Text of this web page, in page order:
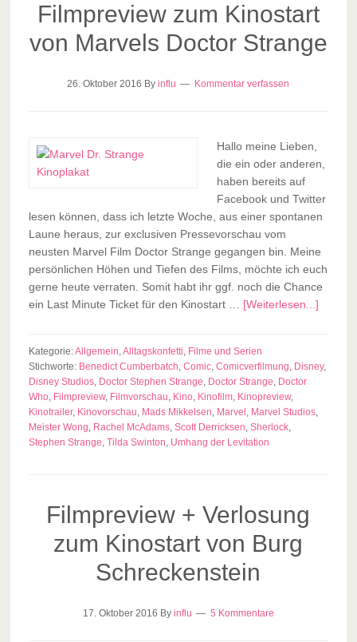
Filmpreview zum Kinostart
von Marvels Doctor Strange
26. Oktober 2016 Byinflu Kommentar verfassen
Hallo meine Lieben,
die ein oder anderen,
haben bereits auf
Facebook und Twitter
lesen können, dass ich letzte Woche, aus einer spontanen
Laune heraus, zur exclusiven Pressevorschau vom
neusten Marvel Film Doctor Strange gegangen bin. Meine
persönlichen Höhen und Tiefen des Films, möchte ich euch
gerne heute verraten. Somit habt ihr ggf. noch die Chance
ein Last Minute Ticket für den Kinostart … [Weiterlesen...]
Kategorie:Allgemein,Alltagskonfetti, Filme und Serien
Stichworte: Benedict Cumberbatch, Comic, Comicverfilmung, Disney,
Disney Studios, Doctor Stephen Strange, Doctor Strange, Doctor
Who, Filmpreview, Filmvorschau, Kino, Kinofilm, Kinopreview,
Kinotrailer, Kinovorschau, Mads Mikkelsen, Marvel , Marvel Studios,
Meister Wong, Rachel McAdams, Scott Derricksen, Sherlock,
Stephen Strange, Tilda Swinton, Umhang der Levitation
Filmpreview + Verlosung
zum Kinostart von Burg
Schreckenstein
17. Oktober 2016 By influ 5 Kommentare